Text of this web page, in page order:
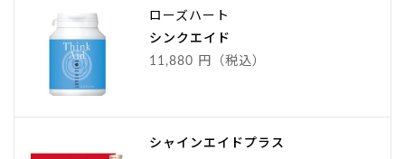
ローズハート
シンクエイド
11,880 円（税込）
シャインエイドプラス